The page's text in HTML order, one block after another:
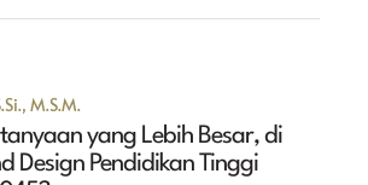
M.S.M.
yang Lebih Besar, di
Design Pendidikan Tinggi